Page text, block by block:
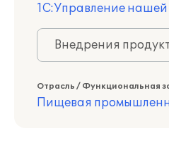
1С:Управление
Внедрения
Отрасль / Функциональная
Пищевая